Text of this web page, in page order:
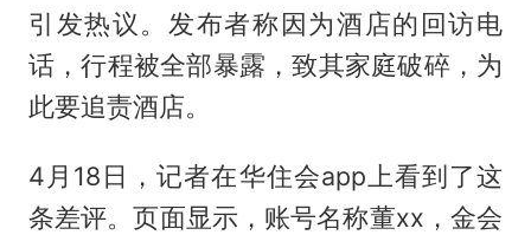
引发热议。发布者称因为酒店的回访电
话，行程被全部暴露，致其家庭破碎，为
此要追责酒店。
4月18日，记者在华住会app上看到了这
条差评。页面显示，账号名称董xx，金会